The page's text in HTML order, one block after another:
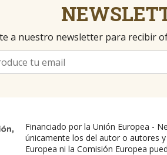
a nuestro newsletter para recibir
Financiado por la Unión Europea -
únicamente los del autor o autores
Europea ni la Comisión Europea